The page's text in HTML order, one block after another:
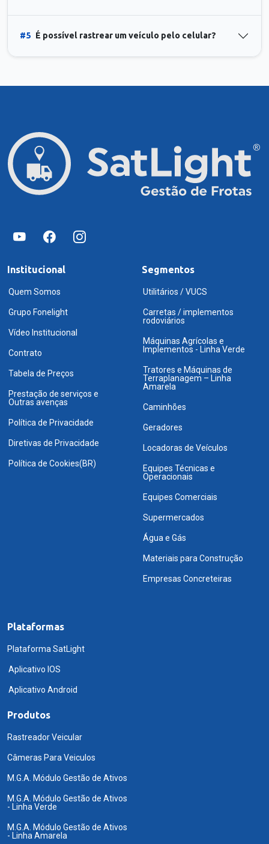
#5 É possível rastrear um veículo pelo celular?
Institucional
Quem Somos
Grupo Fonelight
Vídeo Institucional
Contrato
Tabela de Preços
Prestação de serviços e
Outras avenças
Política de Privacidade
Diretivas de Privacidade
Política de Cookies(BR)
Segmentos
Utilitários / VUCS
Carretas / implementos
rodoviários
Máquinas Agrícolas e
Implementos - Linha Verde
Tratores e Máquinas de
Terraplanagem – Linha
Amarela
Caminhões
Geradores
Locadoras de Veículos
Equipes Técnicas e
Operacionais
Equipes Comerciais
Supermercados
Água e Gás
Materiais para Construção
Empresas Concreteiras
Plataformas
Plataforma SatLight
Aplicativo IOS
Aplicativo Android
Produtos
Rastreador Veicular
Câmeras Para Veiculos
M.G.A. Módulo Gestão de Ativos
M.G.A. Módulo Gestão de Ativos
- Linha Verde
M.G.A. Módulo Gestão de Ativos
- Linha Amarela